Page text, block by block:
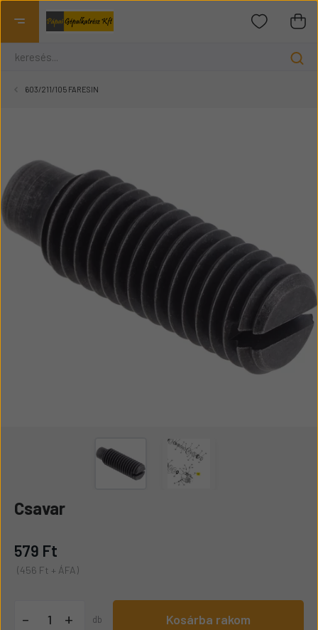
603/211/105 FARESIN
Csavar
579 Ft
(456 Ft + ÁFA)
- + db Kosárba rakom